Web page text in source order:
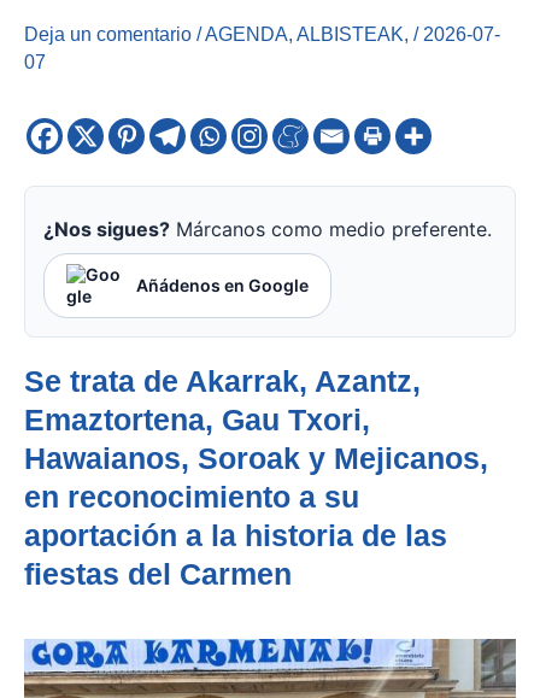
Deja un comentario /AGENDA, ALBISTEAK, / 2026-07-
07
¿Nos sigues? Márcanos como medio preferente.
Añádenos en Google
Se trata de Akarrak, Azantz,
Emaztortena, Gau Txori,
Hawaianos, Soroak y Mejicanos,
en reconocimiento a su
aportación a la historia de las
fiestas del Carmen